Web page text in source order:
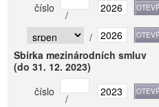
číslo
/
/
Sbírka mezinárodních smluv
(do 31. 12. 2023)
číslo
/